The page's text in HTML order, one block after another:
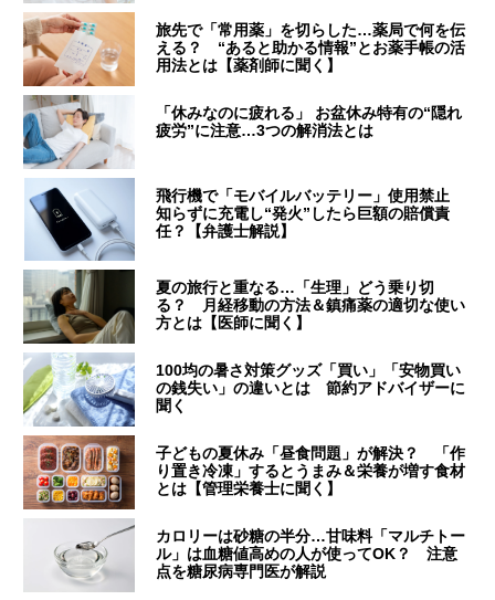
旅先で「常用薬」を切らした…薬局で何を伝
える？ “あると助かる情報”とお薬手帳の活
用法とは【薬剤師に聞く】
「休みなのに疲れる」 お盆休み特有の“隠れ
疲労”に注意…3つの解消法とは
飛行機で「モバイルバッテリー」使用禁止
知らずに充電し“発火”したら巨額の賠償責
任？【弁護士解説】
夏の旅行と重なる…「生理」どう乗り切
る？ 月経移動の方法＆鎮痛薬の適切な使い
方とは【医師に聞く】
100均の暑さ対策グッズ「買い」「安物買い
の銭失い」の違いとは 節約アドバイザーに
聞く
子どもの夏休み「昼食問題」が解決？ 「作
り置き冷凍」するとうまみ＆栄養が増す食材
とは【管理栄養士に聞く】
カロリーは砂糖の半分…甘味料「マルチトー
ル」は血糖値高めの人が使ってOK？ 注意
点を糖尿病専門医が解説